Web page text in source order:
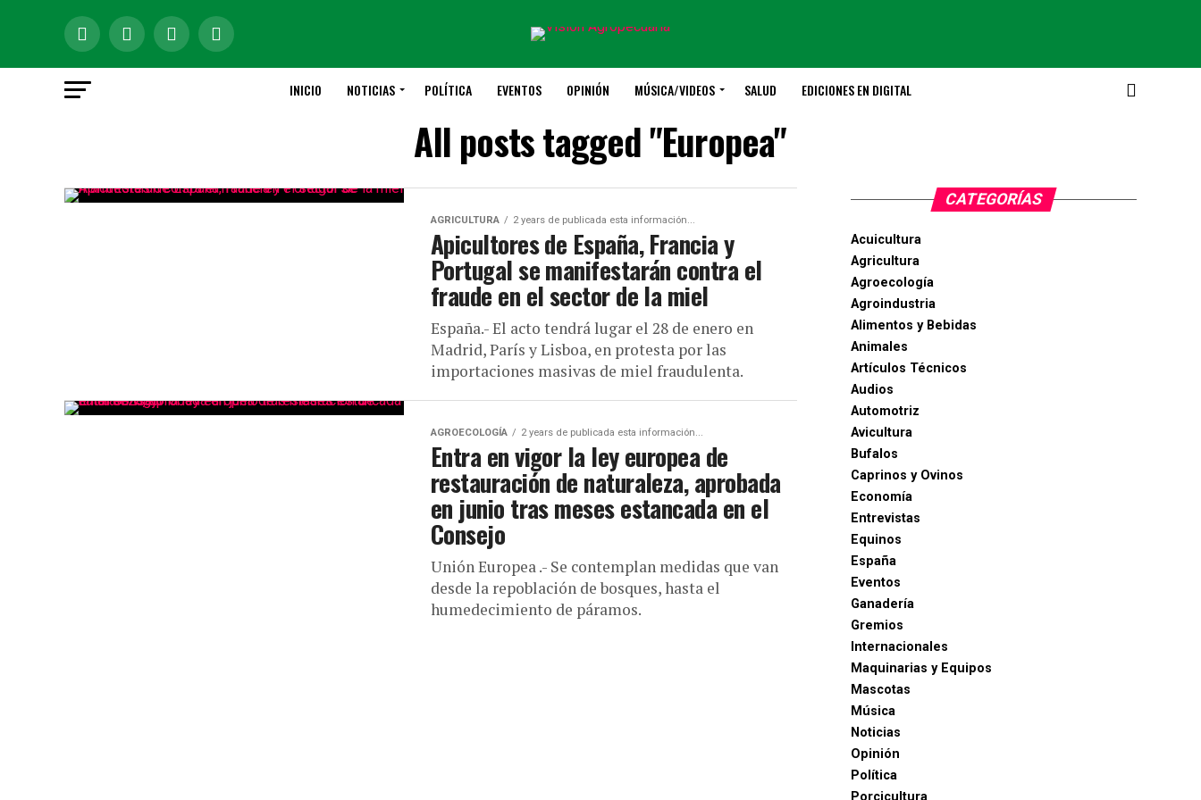
INICIO NOTICIAS POLÍTICA EVENTOS OPINIÓN MÚSICA/VIDEOS SALUD EDICIONES EN DIGITAL
All posts tagged "Europea"
AGRICULTURA 2 years de publicada esta información...
Apicultores de España, Francia y
Portugal se manifestarán contra el
fraude en el sector de la miel
España.- El acto tendrá lugar el 28 de enero en
Madrid, París y Lisboa, en protesta por las
importaciones masivas de miel fraudulenta.
AGROECOLOGÍA 2 years de publicada esta información...
Entra en vigor la ley europea de
restauración de naturaleza, aprobada
en junio tras meses estancada en el
Consejo
Unión Europea .- Se contemplan medidas que van
desde la repoblación de bosques, hasta el
humedecimiento de páramos.
CATEGORÍAS
Acuicultura
Agricultura
Agroecología
Agroindustria
Alimentos y Bebidas
Animales
Artículos Técnicos
Audios
Automotriz
Avicultura
Bufalos
Caprinos y Ovinos
Economía
Entrevistas
Equinos
España
Eventos
Ganadería
Gremios
Internacionales
Maquinarias y Equipos
Mascotas
Música
Noticias
Opinión
Política
Porcicultura